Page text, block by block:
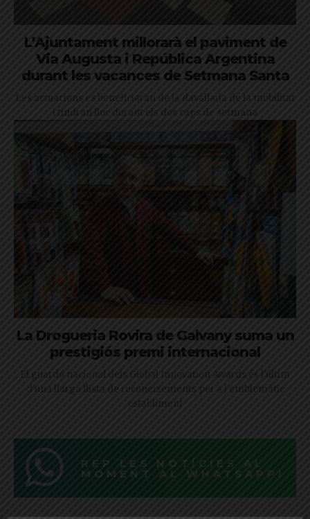
L’Ajuntament millorarà el paviment de
Via Augusta i República Argentina
durant les vacances de Setmana Santa
Les actuacions es beneficiaran de la davallada de la mobilitat
i tindran lloc durant els dos caps de setmana
La Drogueria Rovira de Galvany suma un
prestigiós premi internacional
El guardó nacional dels Global Innovation Awards és l'últim
d'una llarga llista de reconeixements per a l'emblemàtic
establiment
REP LES NOTÍCIES AL
MOMENT AL WHATSAPP!